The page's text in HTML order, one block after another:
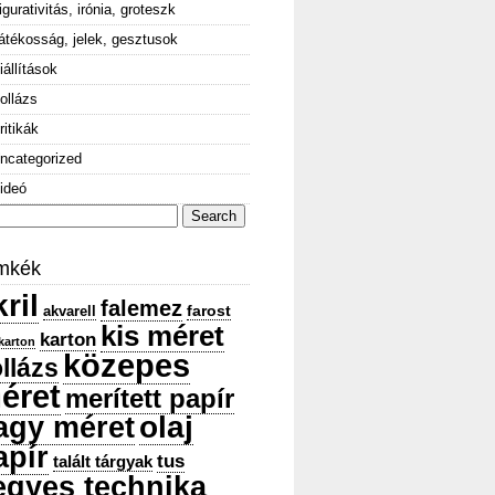
irónia, groteszk
jelek, gesztusok
akvarell falemez farost
karton kis méret
közepes
merített papír
méretolaj
talált tárgyak tus
technika